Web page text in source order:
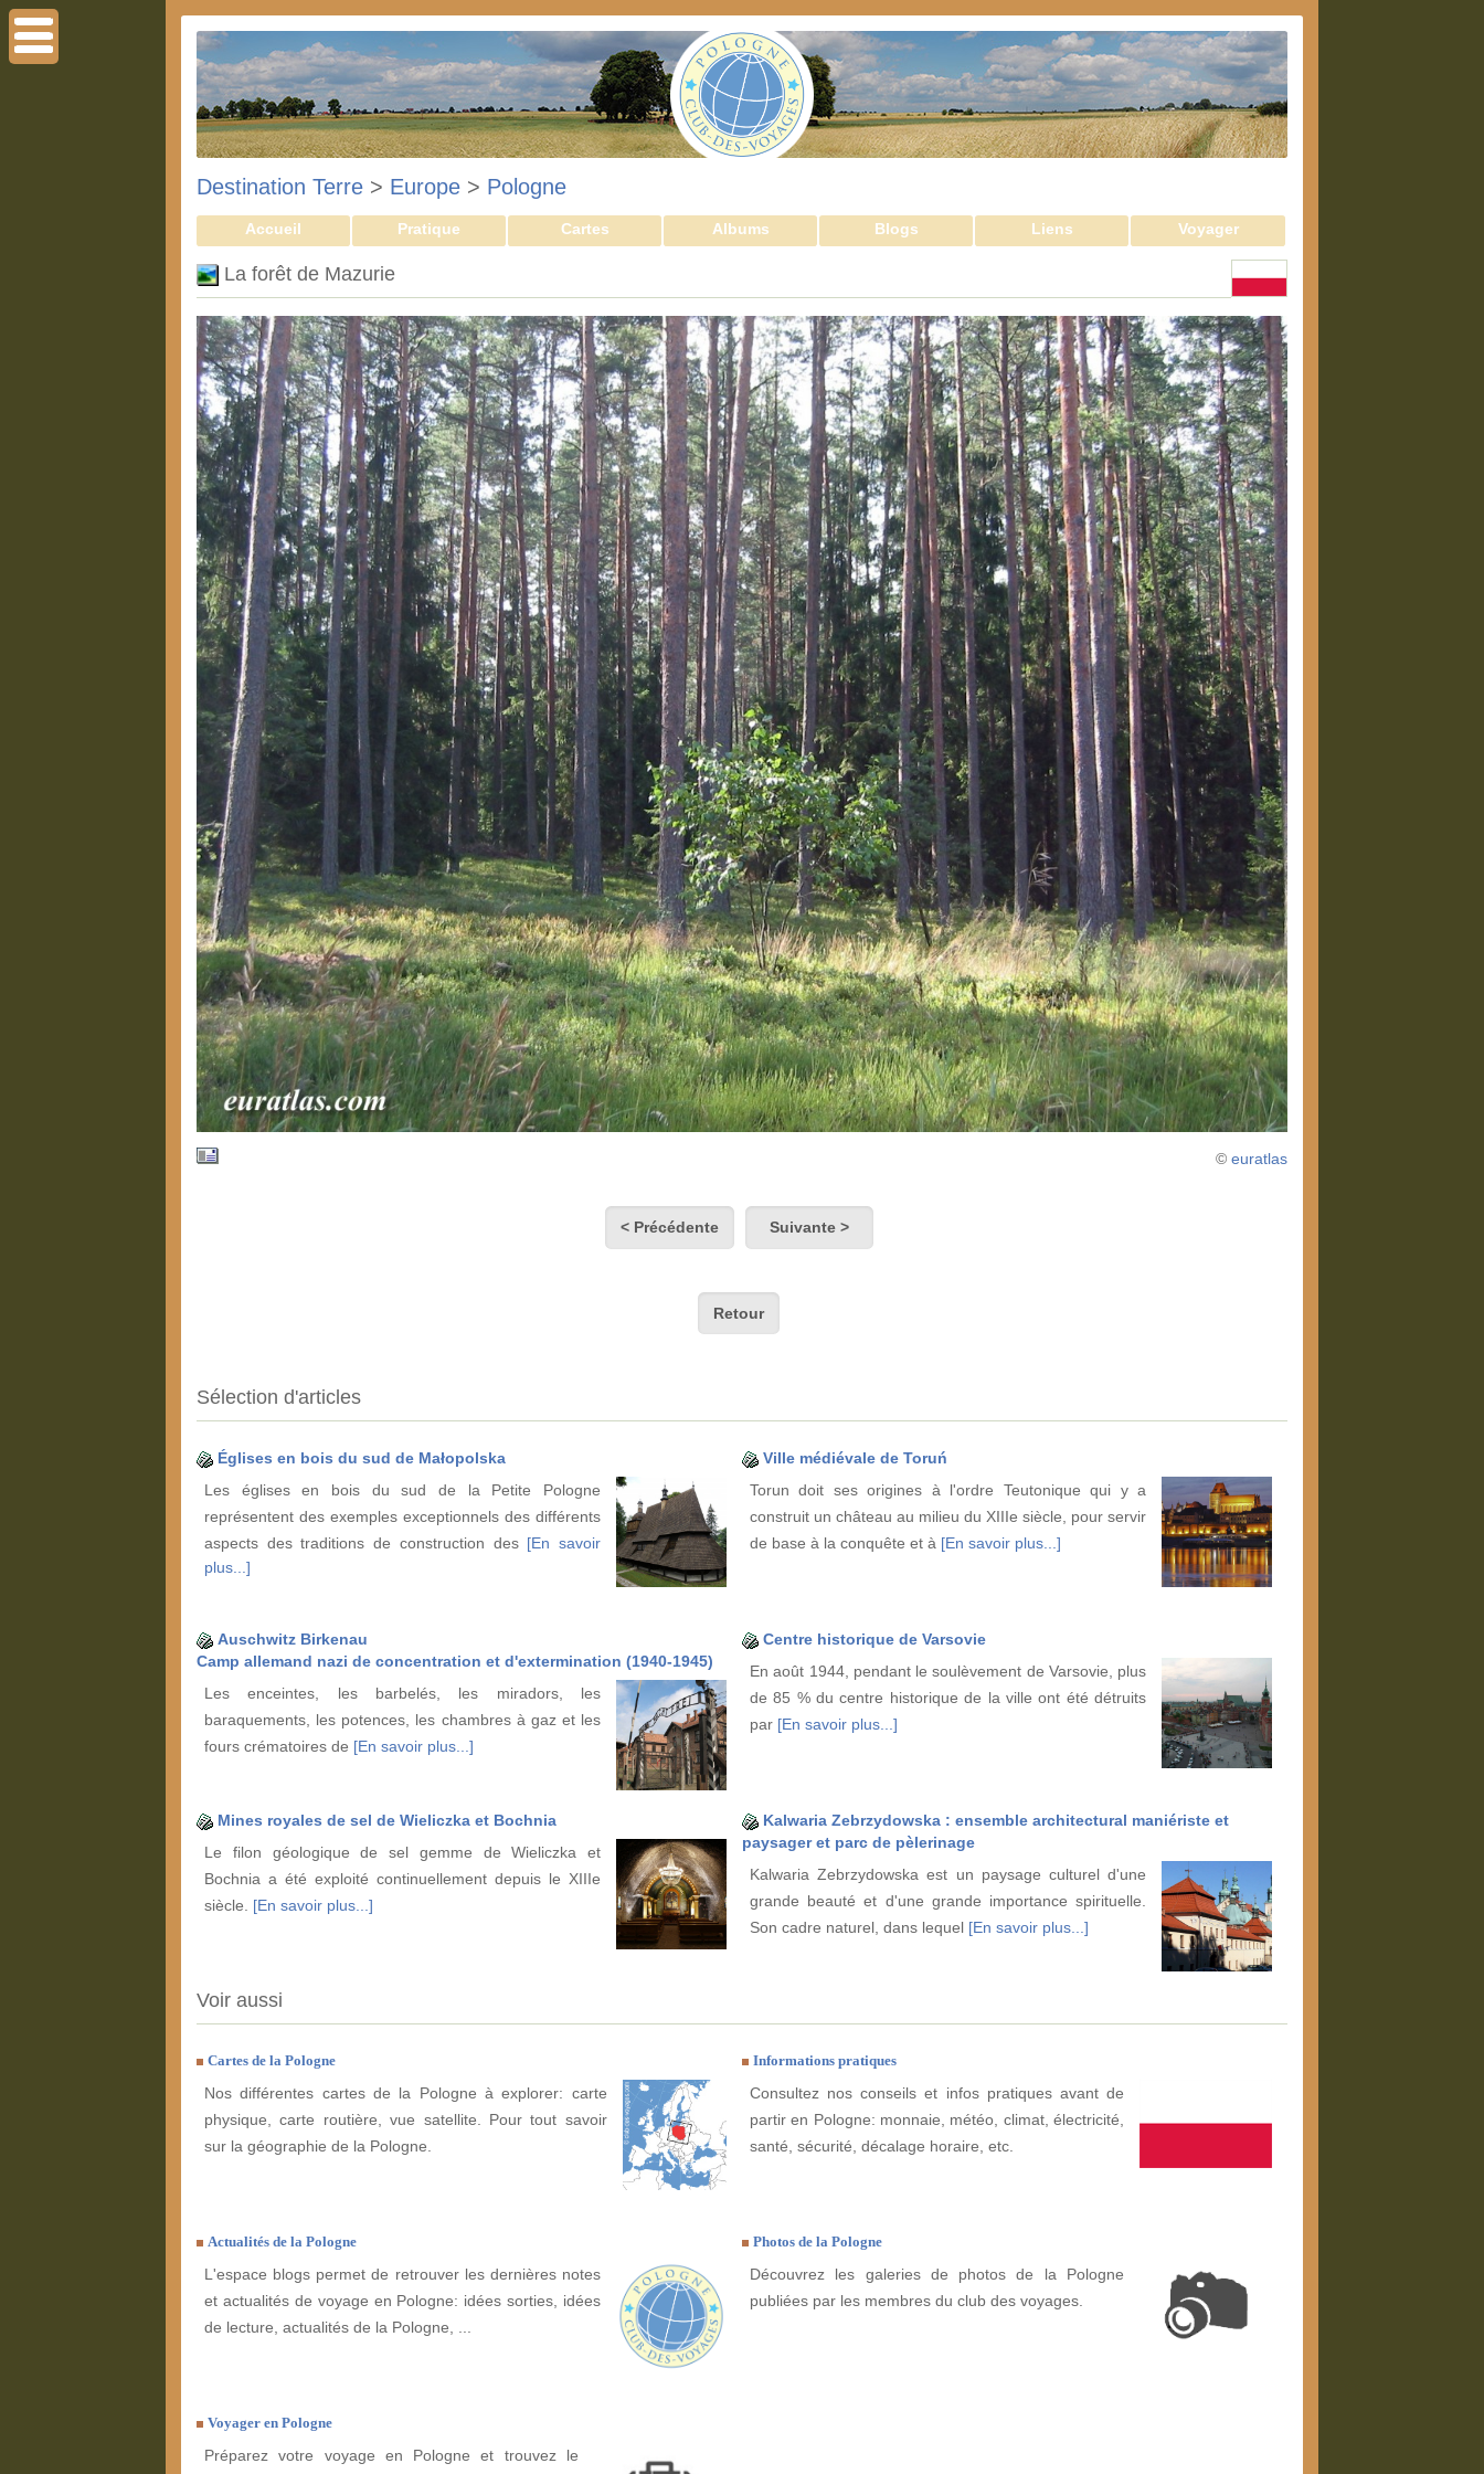
Destination Terre > Europe > Pologne
Accueil Pratique Cartes Albums Blogs Liens Voyager
La forêt de Mazurie
© euratlas
< Précédente Suivante >
Retour
Sélection d'articles
Églises en bois du sud de Małopolska
Les églises en bois du sud de la Petite Pologne
représentent des exemples exceptionnels des différents
aspects des traditions de construction des [En savoir
plus...]
Ville médiévale de Toruń
Torun doit ses origines à l'ordre Teutonique qui y a
construit un château au milieu du XIIIe siècle, pour servir
de base à la conquête et à [En savoir plus...]
Auschwitz Birkenau
Camp allemand nazi de concentration et d'extermination (1940-1945)
Les enceintes, les barbelés, les miradors, les
baraquements, les potences, les chambres à gaz et les
fours crématoires de [En savoir plus...]
Centre historique de Varsovie
En août 1944, pendant le soulèvement de Varsovie, plus
de 85 % du centre historique de la ville ont été détruits
par [En savoir plus...]
Mines royales de sel de Wieliczka et Bochnia
Le filon géologique de sel gemme de Wieliczka et
Bochnia a été exploité continuellement depuis le XIIIe
siècle. [En savoir plus...]
Kalwaria Zebrzydowska : ensemble architectural maniériste et
paysager et parc de pèlerinage
Kalwaria Zebrzydowska est un paysage culturel d'une
grande beauté et d'une grande importance spirituelle.
Son cadre naturel, dans lequel [En savoir plus...]
Voir aussi
Cartes de la Pologne
Nos différentes cartes de la Pologne à explorer: carte
physique, carte routière, vue satellite. Pour tout savoir
sur la géographie de la Pologne.
Informations pratiques
Consultez nos conseils et infos pratiques avant de
partir en Pologne: monnaie, météo, climat, électricité,
santé, sécurité, décalage horaire, etc.
Actualités de la Pologne
L'espace blogs permet de retrouver les dernières notes
et actualités de voyage en Pologne: idées sorties, idées
de lecture, actualités de la Pologne, ...
Photos de la Pologne
Découvrez les galeries de photos de la Pologne
publiées par les membres du club des voyages.
Voyager en Pologne
Préparez votre voyage en Pologne et trouvez le